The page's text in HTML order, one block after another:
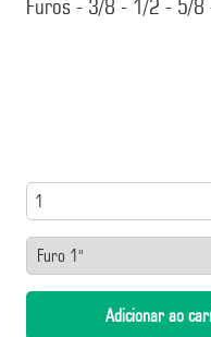
Furos - 3/8 - 1/2 - 5/8